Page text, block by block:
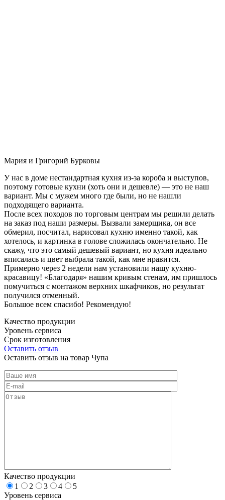
Мария и Григорий Бурковы
У нас в доме нестандартная кухня из-за короба и выступов,
поэтому готовые кухни (хоть они и дешевле) — это не наш
вариант. Мы с мужем много где были, но не нашли
подходящего варианта.
После всех походов по торговым центрам мы решили делать
на заказ под наши размеры. Вызвали замерщика, он все
обмерил, посчитал, нарисовал кухню именно такой, как
хотелось, и картинка в голове сложилась окончательно. Не
скажу, что это самый дешевый вариант, но кухня идеально
вписалась и цвет выбрала такой, как мне нравится.
Примерно через 2 недели нам установили нашу кухню-
красавицу! «Благодаря» нашим кривым стенам, им пришлось
помучиться с монтажом верхних шкафчиков, но результат
получился отменный.
Большое всем спасибо! Рекомендую!
Качество продукции
Уровень сервиса
Срок изготовления
Оставить отзыв
Оставить отзыв на товар Чупа
Качество продукции
1
2 3 4
5
Уровень сервиса